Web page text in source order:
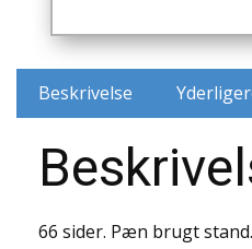
Beskrivelse
66 sider. Pæn brugt stand.